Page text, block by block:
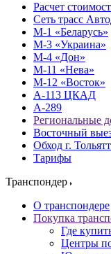
Расчет
Сеть трасс
М-1 «Беларусь»
М-3 «Украина»
М-4 «Дон»
М-11 «Нева»
М-12 «Восток»
А-113 ЦКАД
А-289
Региональные
Восточный
Обход г.
Тарифы
Транспондер
О транспондере
Покупка
Где
Центры